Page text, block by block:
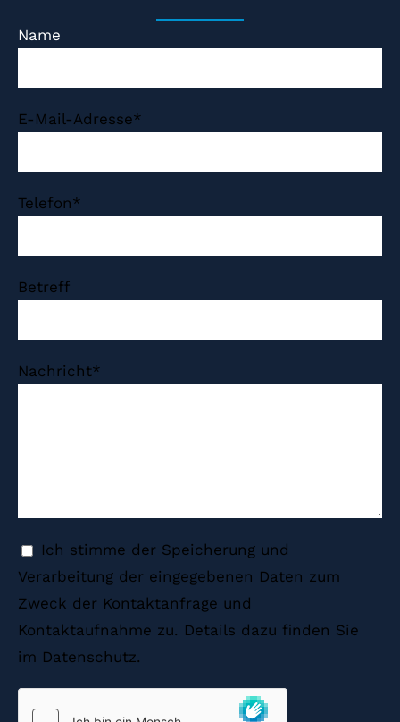
Name
E-Mail-Adresse*
Telefon*
Betreff
Nachricht*
Ich stimme der Speicherung und
Verarbeitung der eingegebenen Daten zum
Zweck der Kontaktanfrage und
Kontaktaufnahme zu. Details dazu finden Sie
im Datenschutz.